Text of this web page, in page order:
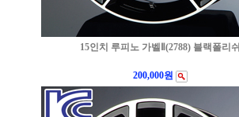
15인치 루피노 가벨Ⅱ(2788) 블랙폴리쉬
200,000원